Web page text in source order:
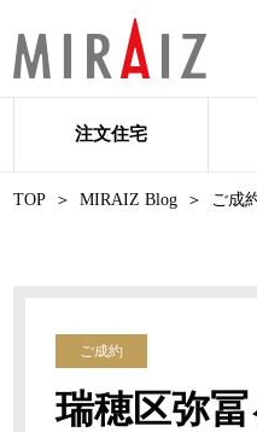
注文住宅
TOP MIRAIZ Blog ご成
ご成約
瑞穂区弥